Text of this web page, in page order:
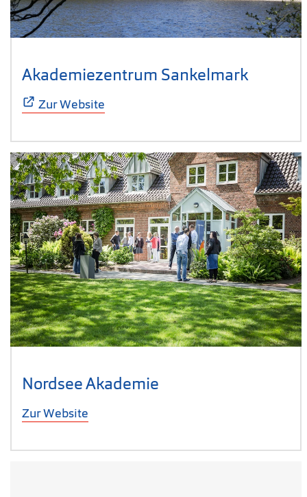
Akademiezentrum Sankelmark(Öffnet
Zur Website
Nordsee Akademie
Zur Website